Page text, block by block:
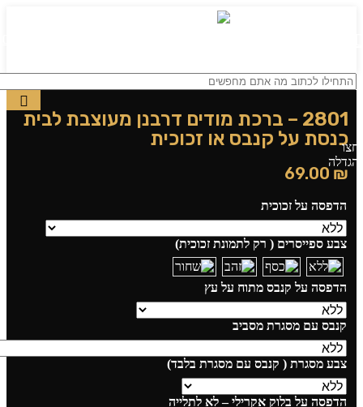
2801 – ברכת מודים דרבנן מעוצבת לבית
כנסת על קנבס או זכוכית
69.00 ₪
הדפסה על זכוכית
צבע ספייסרים ( רק לתמונת זכוכית)
הדפסה על קנבס מתוח על עץ
קנבס עם מסגרת מסביב
צבע מסגרת ( קנבס עם מסגרת בלבד)
הדפסה על בלוק אקרילי – לא לתלייה